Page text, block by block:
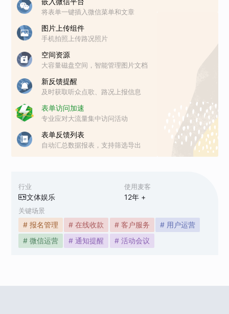
行业
文体娱乐
使用麦客
12年 +
关键场景
# 报名管理 # 在线收款 # 客户服务
# 用户运营
# 微信运营
# 通知提醒 # 活动会议
将表单一键插入微信菜单和文章
图片上传组件
手机拍照上传路况照片
空间资源
大容量磁盘空间，智能管理图片文档
新反馈提醒
及时获取听众点歌、路况上报信息
表单访问加速
专业应对大流量集中访问活动
表单反馈列表
自动汇总数据报表，支持筛选导出